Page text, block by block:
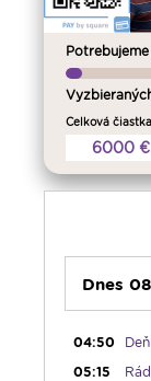
Celková čiastka
6000 €
Dnes
00:00
00:01
01:30
03:00
04:00
04:25
04:50
05:15